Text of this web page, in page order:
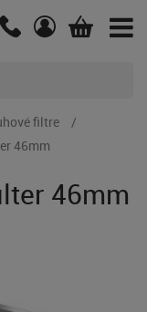
filtre
46mm
46mm